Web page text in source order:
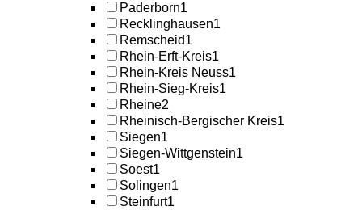
Paderborn1
Recklinghausen1
Remscheid1
Rhein-Erft-Kreis1
Rhein-Kreis Neuss1
Rhein-Sieg-Kreis1
Rheine2
Rheinisch-Bergischer Kreis1
Siegen1
Siegen-Wittgenstein1
Soest1
Solingen1
Steinfurt1